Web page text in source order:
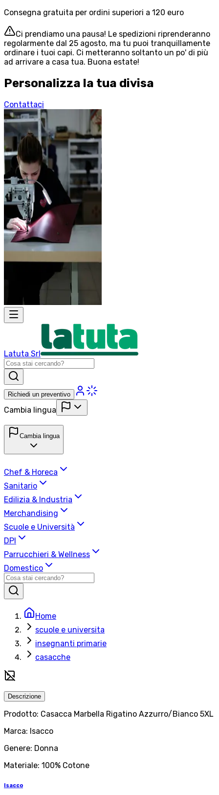
Consegna gratuita per ordini superiori a 120 euro
Ci prendiamo una pausa! Le spedizioni riprenderanno
regolarmente dal 25 agosto, ma tu puoi tranquillamente
ordinare i tuoi capi. Ci metteranno soltanto un po' di più
ad arrivare a casa tua. Buona estate!
Personalizza la tua divisa
Contattaci
Latuta Srl
Richiedi un preventivo
Cambia lingua
Cambia lingua
Chef & Horeca
Sanitario
Edilizia & Industria
Merchandising
Scuole e Università
DPI
Parrucchieri & Wellness
Domestico
Home
scuole e universita
insegnanti primarie
casacche
Descrizione
Prodotto: Casacca Marbella Rigatino Azzurro/Bianco 5XL
Marca: Isacco
Genere: Donna
Materiale: 100% Cotone
Isacco